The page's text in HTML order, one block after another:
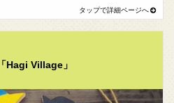
Hagi Village」